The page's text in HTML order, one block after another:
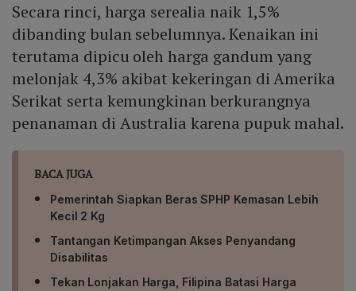
Secara rinci, harga serealia naik 1,5%
dibanding bulan sebelumnya. Kenaikan ini
terutama dipicu oleh harga gandum yang
melonjak 4,3% akibat kekeringan di Amerika
Serikat serta kemungkinan berkurangnya
penanaman di Australia karena pupuk mahal.
BACA JUGA
Pemerintah Siapkan Beras SPHP Kemasan Lebih
Kecil 2 Kg
Tantangan Ketimpangan Akses Penyandang
Disabilitas
Tekan Lonjakan Harga, Filipina Batasi Harga